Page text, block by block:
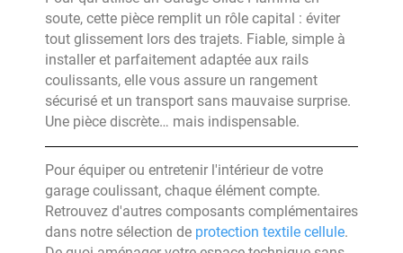
soute, cette pièce remplit un rôle capital : éviter
tout glissement lors des trajets. Fiable, simple à
installer et parfaitement adaptée aux rails
coulissants, elle vous assure un rangement
sécurisé et un transport sans mauvaise surprise.
Une pièce discrète… mais indispensable.
Pour équiper ou entretenir l'intérieur de votre
garage coulissant, chaque élément compte.
Retrouvez d'autres composants complémentaires
dans notre sélection de protection textile cellule.